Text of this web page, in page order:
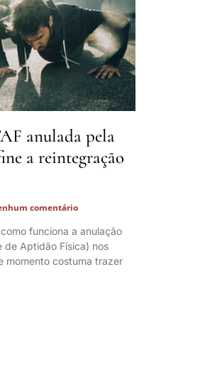
anulada pela
a reintegração
comentário
funciona a anulação
de Aptidão Física) nos
momento costuma trazer